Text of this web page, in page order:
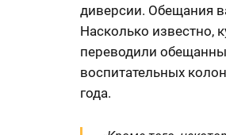
диверсии. Обещания
Насколько известно,
переводили
воспитательных
года.